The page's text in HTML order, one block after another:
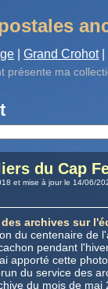
Grand Crohot
présente ma
du Cap
et mise à jour le 14/06/
archives sur
du centenaire de
pendant
apporté cette
du service des
du mois de mai